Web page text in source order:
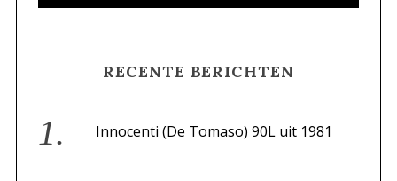
f
o
A
C
RECENTE BERICHTEN
Innocenti (De Tomaso) 90L uit 1981